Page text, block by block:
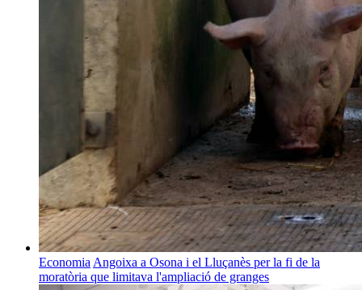
Economia Angoixa a Osona i el Lluçanès per la fi de la
moratòria que limitava l'ampliació de granges